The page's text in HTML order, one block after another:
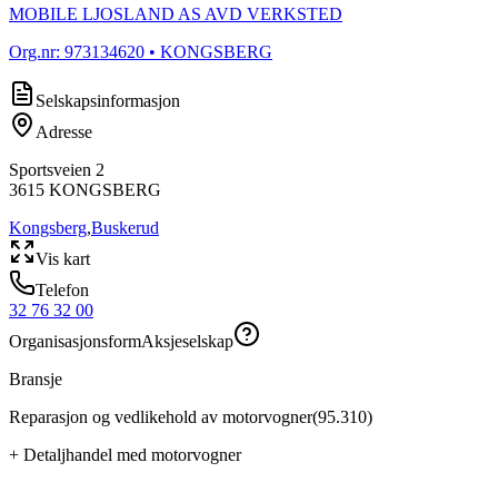
MOBILE LJOSLAND AS AVD VERKSTED
Org.nr: 973134620 • KONGSBERG
Selskapsinformasjon
Adresse
Sportsveien 2
3615 KONGSBERG
Kongsberg,Buskerud
Vis kart
Telefon
32 76 32 00
OrganisasjonsformAksjeselskap
Bransje
Reparasjon og vedlikehold av motorvogner(95.310)
+ Detaljhandel med motorvogner